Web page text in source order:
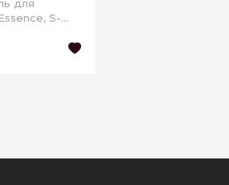
для
S-